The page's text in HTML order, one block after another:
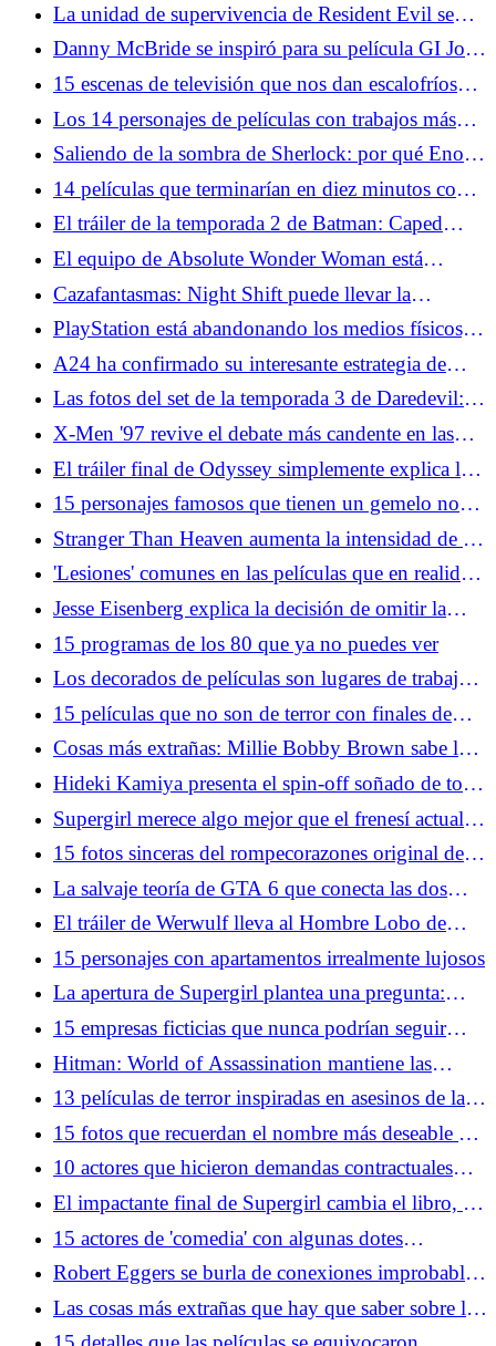
La unidad de supervivencia de Resident Evil se
une a Monster Hunter
Danny McBride se inspiró para su película GI Joe
a partir de un corte profundo de dibujos animados
15 escenas de televisión que nos dan escalofríos
cada vez que las miramos
Los 14 personajes de películas con trabajos más
extraños de alguna manera reprimidos
Saliendo de la sombra de Sherlock: por qué Enola
Holmes trabaja como detective héroe
14 películas que terminarían en diez minutos con
tecnología moderna
El tráiler de la temporada 2 de Batman: Caped
Crusader promete más villanos profundos
El equipo de Absolute Wonder Woman está
adaptando una de las mejores películas de género
de la historia
Cazafantasmas: Night Shift puede llevar la
franquicia más allá del núcleo cuatro
PlayStation está abandonando los medios físicos,
en detrimento de los consumidores
A24 ha confirmado su interesante estrategia de
relanzamiento para trastiendas
Las fotos del set de la temporada 3 de Daredevil:
Born Again muestran el reemplazo de un héroe
X-Men '97 revive el debate más candente en las
tiendas de cómics de la década de 1990
El tráiler final de Odyssey simplemente explica la
trama para que los grandes no clásicos también la
disfruten
15 personajes famosos que tienen un gemelo no
famoso
Stranger Than Heaven aumenta la intensidad de la
franquicia Brawler de Sega
'Lesiones' comunes en las películas que en realidad
serían fatales en la vida real
Jesse Eisenberg explica la decisión de omitir la
secuela de la red social
15 programas de los 80 que ya no puedes ver
Los decorados de películas son lugares de trabajo,
no moleste a los empleados
15 películas que no son de terror con finales de
película de terror
Cosas más extrañas: Millie Bobby Brown sabe lo
que les pasó a Eleven y nosotros nunca lo
sabremos
Hideki Kamiya presenta el spin-off soñado de todo
fanático de Resident Evil
Supergirl merece algo mejor que el frenesí actual
de los medios
15 fotos sinceras del rompecorazones original de
Hollywood
La salvaje teoría de GTA 6 que conecta las dos
franquicias más importantes de Rockstar
El tráiler de Werwulf lleva al Hombre Lobo de
regreso a sus raíces anteriores a la Ilustración
15 personajes con apartamentos irrealmente lujosos
La apertura de Supergirl plantea una pregunta:
¿Qué superhéroes aún pueden gobernar la taquilla?
15 empresas ficticias que nunca podrían seguir
funcionando en el mundo real
Hitman: World of Assassination mantiene las
sorpresas cinco años después
13 películas de terror inspiradas en asesinos de la
vida real
15 fotos que recuerdan el nombre más deseable de
Hollywood
10 actores que hicieron demandas contractuales
especialmente únicas
El impactante final de Supergirl cambia el libro, el
personaje y las obras
15 actores de 'comedia' con algunas dotes
dramáticas serias
Robert Eggers se burla de conexiones improbables
entre The Northman y Werwulf
Las cosas más extrañas que hay que saber sobre los
extraterrestres, según los teóricos de la conspiración